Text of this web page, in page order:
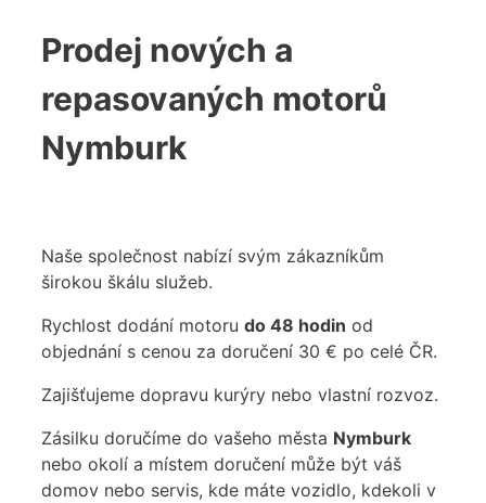
Prodej nových a
repasovaných motorů
Nymburk
Naše společnost nabízí svým zákazníkům
širokou škálu služeb.
Rychlost dodání motoru do 48 hodin od
objednání s cenou za doručení 30 € po celé ČR.
Zajišťujeme dopravu kurýry nebo vlastní rozvoz.
Zásilku doručíme do vašeho města Nymburk
nebo okolí a místem doručení může být váš
domov nebo servis, kde máte vozidlo, kdekoli v